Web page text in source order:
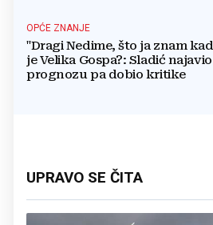
OPĆE ZNANJE
"Dragi Nedime, što ja znam kad
je Velika Gospa?: Sladić najavio
prognozu pa dobio kritike
UPRAVO SE ČITA